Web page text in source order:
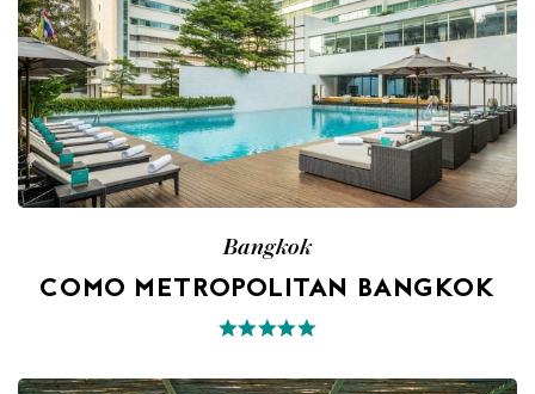
Bangkok
COMO METROPOLITAN BANGKOK